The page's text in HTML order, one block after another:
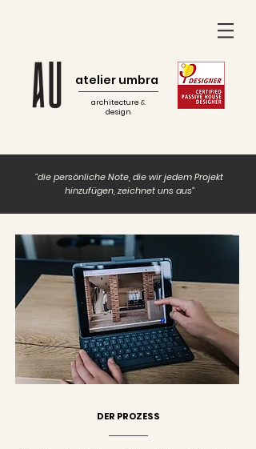
atelier umbra
architecture &
design
"die persönliche Note, die wir jedem Projekt
hinzufügen, zeichnet uns aus"
DER PROZESS